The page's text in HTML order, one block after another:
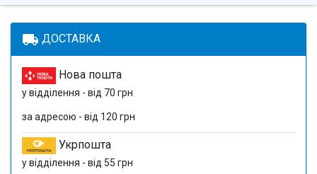
local_shipping ДОСТАВКА
Нова пошта
у відділення - від 70 грн
за адресою - від 120 грн
Укрпошта
у відділення - від 55 грн